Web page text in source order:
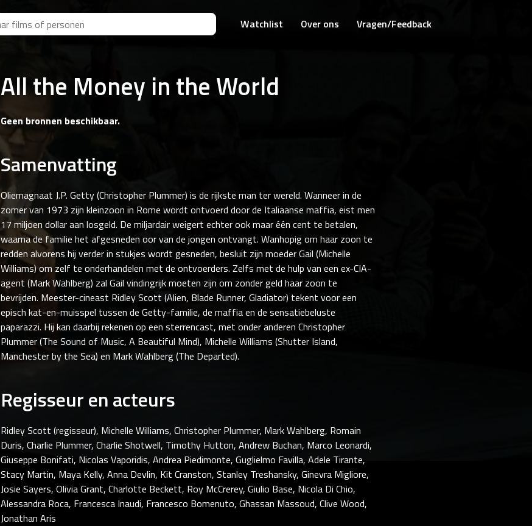
Watchlist Over ons Vragen/Feedback
All the Money in the World
Geen bronnen beschikbaar.
Samenvatting
Oliemagnaat J.P. Getty (Christopher Plummer) is de rijkste man ter wereld. Wanneer in de
zomer van 1973 zijn kleinzoon in Rome wordt ontvoerd door de Italiaanse maffia, eist men
17 miljoen dollar aan losgeld. De miljardair weigert echter ook maar één cent te betalen,
waarna de familie het afgesneden oor van de jongen ontvangt. Wanhopig om haar zoon te
redden alvorens hij verder in stukjes wordt gesneden, besluit zijn moeder Gail (Michelle
Williams) om zelf te onderhandelen met de ontvoerders. Zelfs met de hulp van een ex-CIA-
agent (Mark Wahlberg) zal Gail vindingrijk moeten zijn om zonder geld haar zoon te
bevrijden. Meester-cineast Ridley Scott (Alien, Blade Runner, Gladiator) tekent voor een
episch kat-en-muisspel tussen de Getty-familie, de maffia en de sensatiebeluste
paparazzi. Hij kan daarbij rekenen op een sterrencast, met onder anderen Christopher
Plummer (The Sound of Music, A Beautiful Mind), Michelle Williams (Shutter Island,
Manchester by the Sea) en Mark Wahlberg (The Departed).
Regisseur en acteurs
Ridley Scott (regisseur), Michelle Williams, Christopher Plummer, Mark Wahlberg, Romain
Duris, Charlie Plummer, Charlie Shotwell, Timothy Hutton, Andrew Buchan, Marco Leonardi,
Giuseppe Bonifati, Nicolas Vaporidis, Andrea Piedimonte, Guglielmo Favilla, Adele Tirante,
Stacy Martin, Maya Kelly, Anna Devlin, Kit Cranston, Stanley Treshansky, Ginevra Migliore,
Josie Sayers, Olivia Grant, Charlotte Beckett, Roy McCrerey, Giulio Base, Nicola Di Chio,
Alessandra Roca, Francesca Inaudi, Francesco Bomenuto, Ghassan Massoud, Clive Wood,
Jonathan Aris